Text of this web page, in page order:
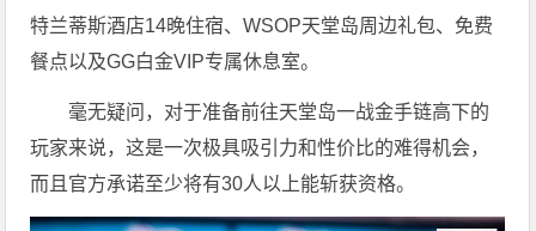
特兰蒂斯酒店14晚住宿、WSOP天堂岛周边礼包、免费
餐点以及GG白金VIP专属休息室。
毫无疑问，对于准备前往天堂岛一战金手链高下的
玩家来说，这是一次极具吸引力和性价比的难得机会，
而且官方承诺至少将有30人以上能斩获资格。